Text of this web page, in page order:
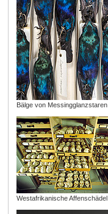
Bälge von Messingglanzstaren
Westafrikanische Affenschädel